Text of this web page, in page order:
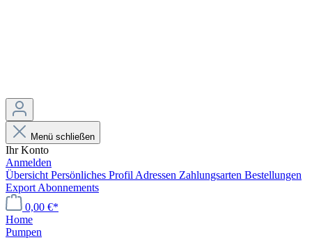
Menü schließen
Ihr Konto
Anmelden
Übersicht Persönliches Profil Adressen Zahlungsarten Bestellungen
Export Abonnements
0,00 €*
Home
Pumpen